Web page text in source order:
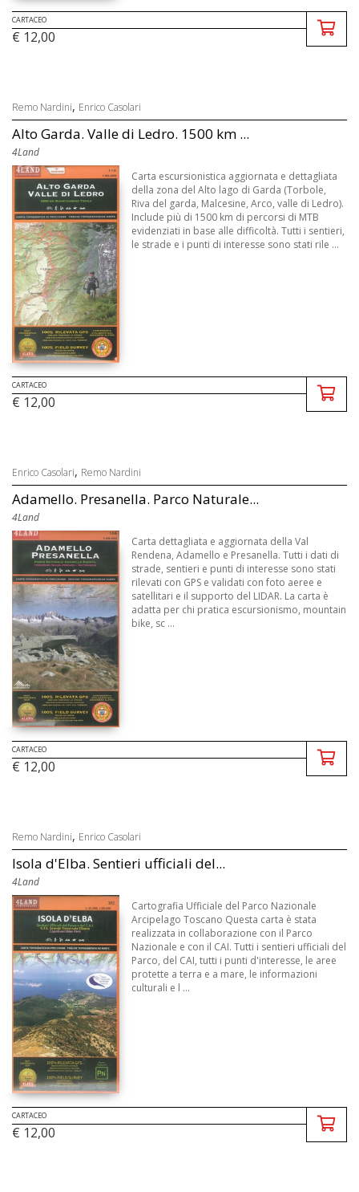
CARTACEO
€ 12,00
Remo Nardini, Enrico Casolari
Alto Garda. Valle di Ledro. 1500 km ...
4Land
Carta escursionistica aggiornata e dettagliata
della zona del Alto lago di Garda (Torbole,
Riva del garda, Malcesine, Arco, valle di Ledro).
Include più di 1500 km di percorsi di MTB
evidenziati in base alle difficoltà. Tutti i sentieri,
le strade e i punti di interesse sono stati rile ...
CARTACEO
€ 12,00
Enrico Casolari, Remo Nardini
Adamello. Presanella. Parco Naturale...
4Land
Carta dettagliata e aggiornata della Val
Rendena, Adamello e Presanella. Tutti i dati di
strade, sentieri e punti di interesse sono stati
rilevati con GPS e validati con foto aeree e
satellitari e il supporto del LIDAR. La carta è
adatta per chi pratica escursionismo, mountain
bike, sc ...
CARTACEO
€ 12,00
Remo Nardini, Enrico Casolari
Isola d'Elba. Sentieri ufficiali del...
4Land
Cartografia Ufficiale del Parco Nazionale
Arcipelago Toscano Questa carta è stata
realizzata in collaborazione con il Parco
Nazionale e con il CAI. Tutti i sentieri ufficiali del
Parco, del CAI, tutti i punti d'interesse, le aree
protette a terra e a mare, le informazioni
culturali e l ...
CARTACEO
€ 12,00